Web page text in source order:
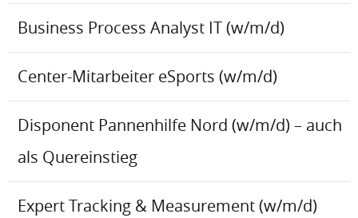
Business Process Analyst IT (w/m/d)
Center-Mitarbeiter eSports (w/m/d)
Disponent Pannenhilfe Nord (w/m/d) – auch
als Quereinstieg
Expert Tracking & Measurement (w/m/d)